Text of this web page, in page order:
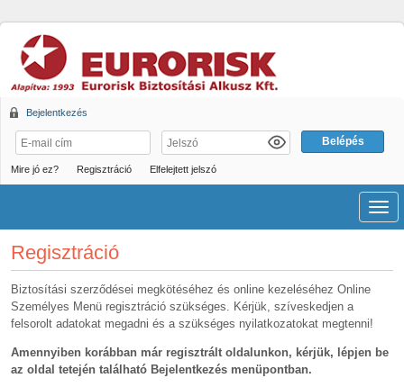
Bejelentkezés
Mire jó ez? Regisztráció Elfelejtett jelszó
Regisztráció
Biztosítási szerződései megkötéséhez és online kezeléséhez Online
Személyes Menü regisztráció szükséges. Kérjük, szíveskedjen a
felsorolt adatokat megadni és a szükséges nyilatkozatokat megtenni!
Amennyiben korábban már regisztrált oldalunkon, kérjük, lépjen be
az oldal tetején található Bejelentkezés menüpontban.